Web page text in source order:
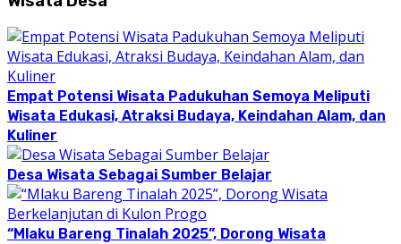
Empat Potensi Wisata Padukuhan Semoya Meliputi
Wisata Edukasi, Atraksi Budaya, Keindahan Alam, dan
Kuliner
Desa Wisata Sebagai Sumber Belajar
“Mlaku Bareng Tinalah 2025”, Dorong Wisata